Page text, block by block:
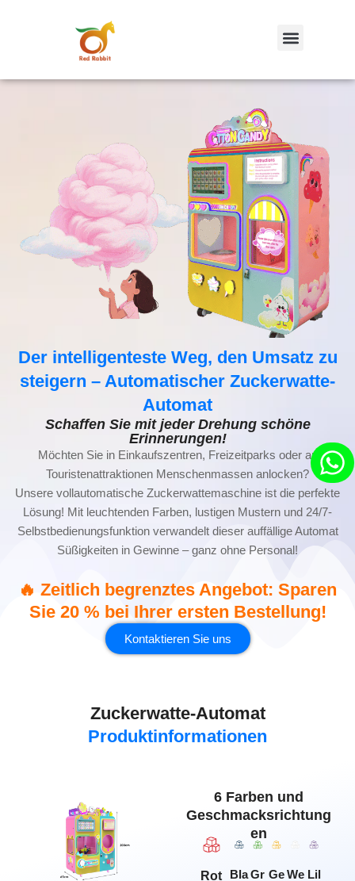
Der intelligenteste Weg, den Umsatz zu
steigern – Automatischer Zuckerwatte-
Automat
Schaffen Sie mit jeder Drehung schöne
Erinnerungen!
Möchten Sie in Einkaufszentren, Freizeitparks oder an
Touristenattraktionen Menschenmassen anlocken?
Unsere vollautomatische Zuckerwattemaschine ist die perfekte
Lösung! Mit leuchtenden Farben, lustigen Mustern und 24/7-
Selbstbedienungsfunktion verwandelt dieser auffällige Automat
Süßigkeiten in Gewinne – ganz ohne Personal!
🔥 Zeitlich begrenztes Angebot: Sparen
Sie 20 % bei Ihrer ersten Bestellung!
Kontaktieren Sie uns
Zuckerwatte-Automat
Produktinformationen
6 Farben und
Geschmacksrichtung
en
Rot
BlaGr GeWe Lil